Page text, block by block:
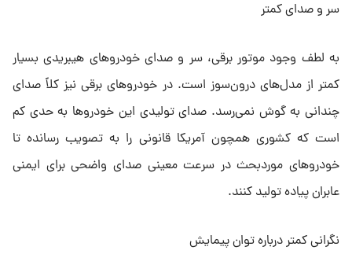
سر و صدای کمتر
به لطف وجود موتور برقی، سر و صدای خودروهای هیبریدی بسیار
کمتر از مدل‌های درون‌سوز است. در خودروهای برقی نیز کلاً صدای
چندانی به گوش نمی‌رسد. صدای تولیدی این خودروها به حدی کم
است که کشوری همچون آمریکا قانونی را به تصویب رسانده تا
خودروهای موردبحث در سرعت معینی صدای واضحی برای ایمنی
عابران پیاده تولید کنند.
نگرانی کمتر درباره توان پیمایش